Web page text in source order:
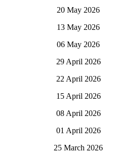
20 May 2026
13 May 2026
06 May 2026
29 April 2026
22 April 2026
15 April 2026
08 April 2026
01 April 2026
25 March 2026